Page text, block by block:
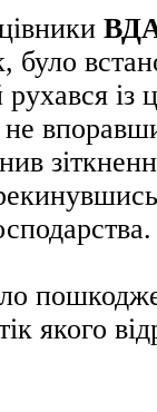
було
із
якого